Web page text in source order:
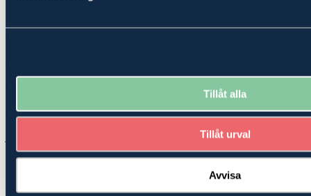
Tillåt alla
Tillåt urval
Avvisa
fastighetsförmedling. Vårafastighetsmäklarehar starkt stöd av flera
olika viktiga kompetenser du kan dra nytta av, när du skall köpa
eller när en fastighet säljes. Hur ser det ut med EU-stöd och
stödrätter? Är marken utarrenderad och vad betyder det för dina
juridik, som kan hjälpa dig att hitta den bästa möjliga lösningen när
du ska köpaskogeller jordbruk-/lantbruksfastighet.